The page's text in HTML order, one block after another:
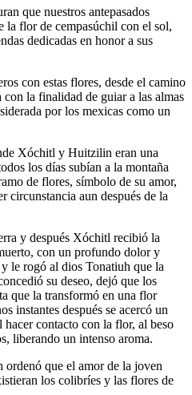
que nuestros antepasados
la flor de cempasúchil con el sol,
dedicadas en honor a sus
con estas flores, desde el camino
con la finalidad de guiar a las almas
por los mexicas como un
Xóchitl y Huitzilin eran una
los días subían a la montaña
de flores, símbolo de su amor,
circunstancia aun después de la
y después Xóchitl recibió la
con un profundo dolor y
le rogó al dios Tonatiuh que la
su deseo, dejó que los
que la transformó en una flor
instantes después se acercó un
contacto con la flor, al beso
liberando un intenso aroma.
ordenó que el amor de la joven
los colibríes y las flores de